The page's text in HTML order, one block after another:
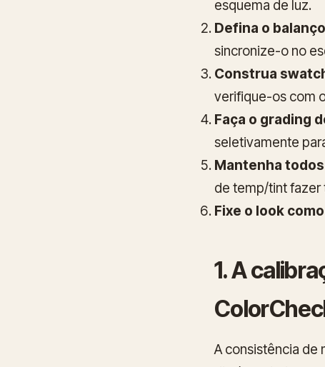
esquema de luz.
Defina o
sincronize-o no
Construa
verifique-os com
Faça o grading
seletivamente
Mantenha
de temp/tint fazer
Fixe o look
1. A
A consistência de